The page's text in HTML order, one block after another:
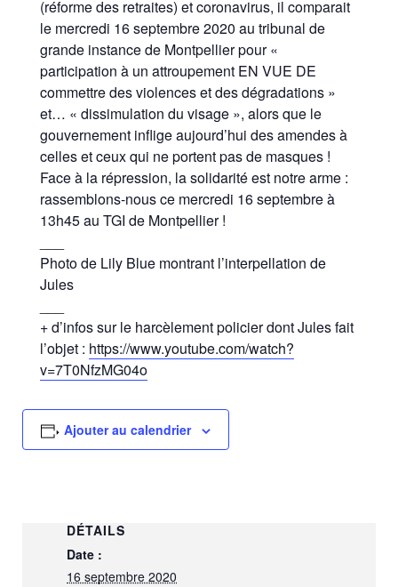
(réforme des retraites) et coronavirus, il comparait
le mercredi 16 septembre 2020 au tribunal de
grande instance de Montpellier pour «
participation à un attroupement EN VUE DE
commettre des violences et des dégradations »
et… « dissimulation du visage », alors que le
gouvernement inflige aujourd’hui des amendes à
celles et ceux qui ne portent pas de masques !
Face à la répression, la solidarité est notre arme :
rassemblons-nous ce mercredi 16 septembre à
13h45 au TGI de Montpellier !
Photo de Lily Blue montrant l’interpellation de
Jules
+ d’infos sur le harcèlement policier dont Jules fait
l’objet : https://www.youtube.com/watch?
v=7T0NfzMG04o
Ajouter au calendrier
DÉTAILS
Date :
16 septembre 2020